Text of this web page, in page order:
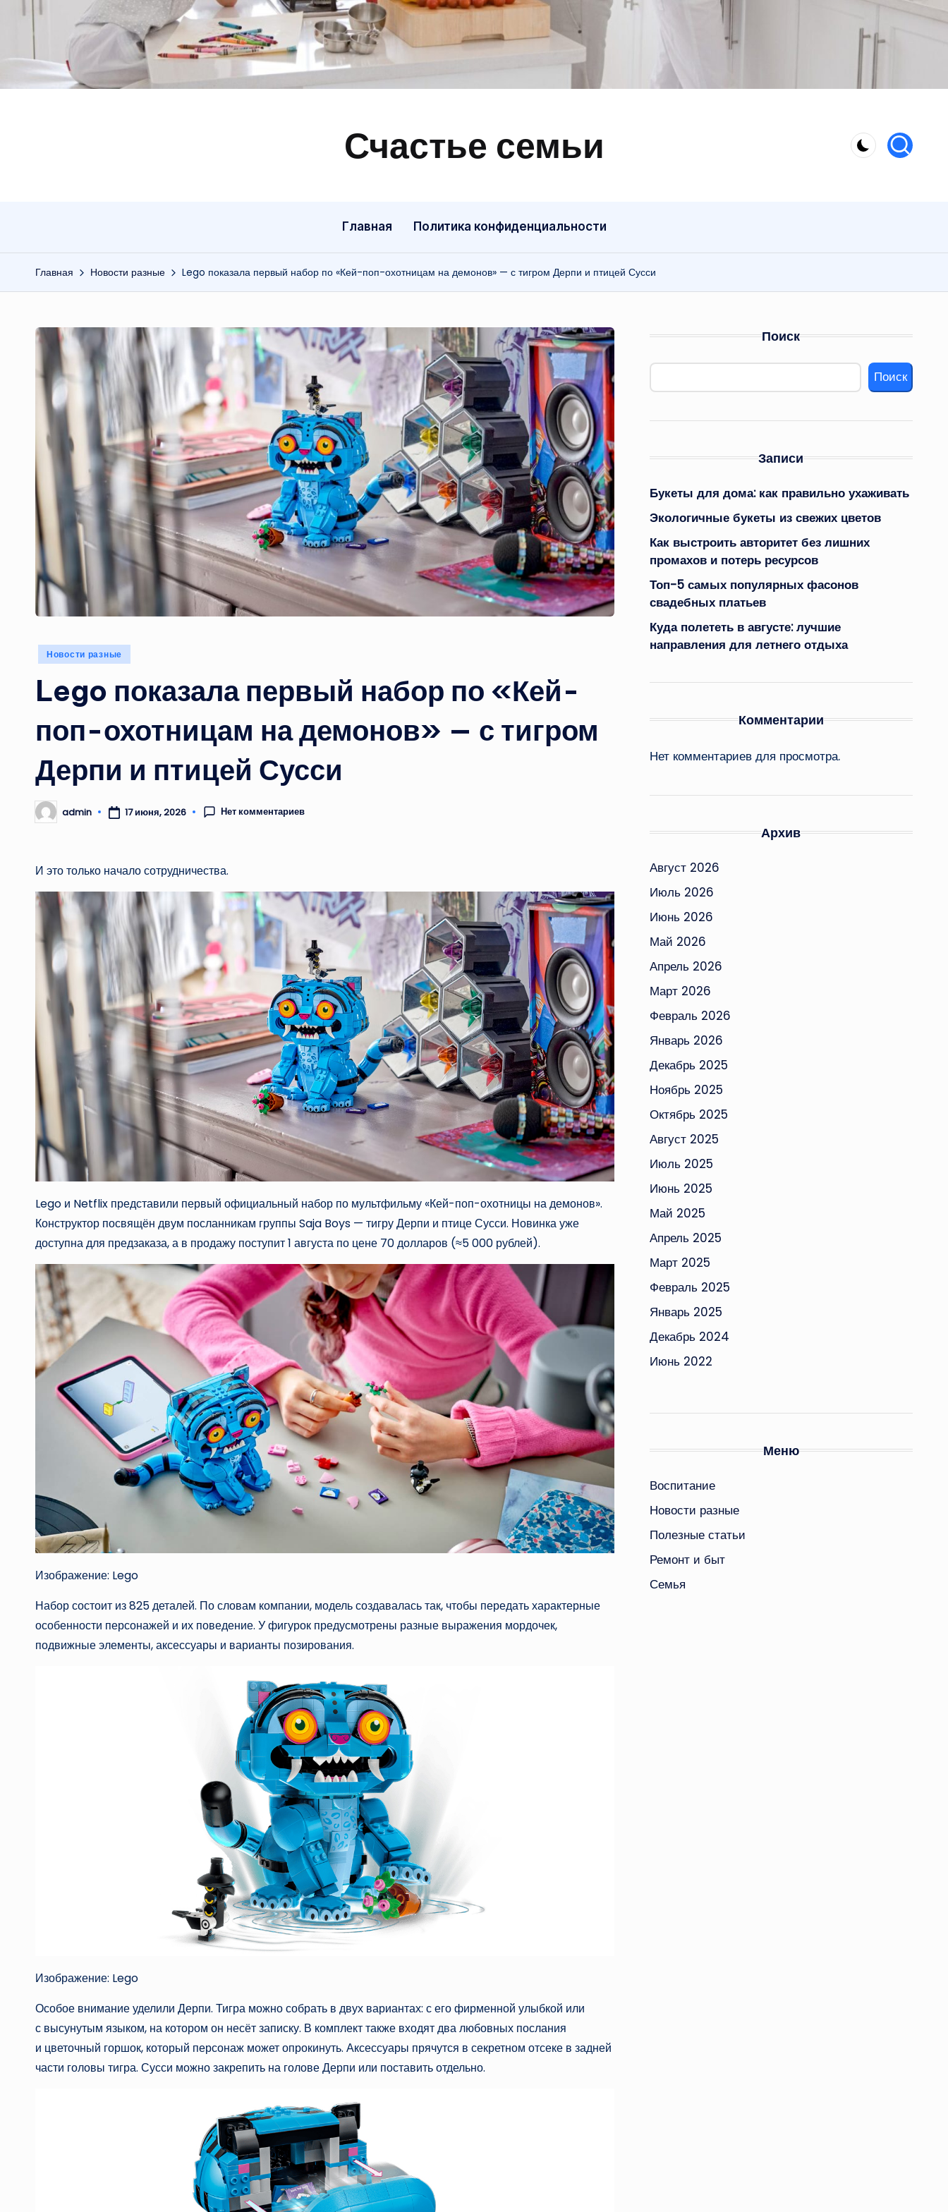
Счастье семьи
Быт,
Главная Политика конфиденциальности
Главная Новости разные Lego показала первый набор по «Кей-поп-охотницам на демонов» — с тигром Дерпи и птицей Сусси
Опубликовано
Новости разные
Lego показала первый набор по «Кей-
поп-охотницам на демонов» — с тигром
Дерпи и птицей Сусси
Запись
от
admin 17 июня, 2026 Нет комментариев
И это только начало сотрудничества.
Lego и Netflix представили первый официальный набор по мультфильму «Кей-поп-охотницы на демонов».
Конструктор посвящён двум посланникам группы Saja Boys — тигру Дерпи и птице Сусси. Новинка уже
доступна для предзаказа, а в продажу поступит 1 августа по цене 70 долларов (≈5 000 рублей).
Изображение: Lego
Набор состоит из 825 деталей. По словам компании, модель создавалась так, чтобы передать характерные
особенности персонажей и их поведение. У фигурок предусмотрены разные выражения мордочек,
подвижные элементы, аксессуары и варианты позирования.
Изображение: Lego
Особое внимание уделили Дерпи. Тигра можно собрать в двух вариантах: с его фирменной улыбкой или
с высунутым языком, на котором он несёт записку. В комплект также входят два любовных послания
и цветочный горшок, который персонаж может опрокинуть. Аксессуары прячутся в секретном отсеке в задней
части головы тигра. Сусси можно закрепить на голове Дерпи или поставить отдельно.
Поиск
Поиск
Записи
Букеты для дома: как правильно ухаживать
Экологичные букеты из свежих цветов
Как выстроить авторитет без лишних
промахов и потерь ресурсов
Топ-5 самых популярных фасонов
свадебных платьев
Куда полететь в августе: лучшие
направления для летнего отдыха
Комментарии
Нет комментариев для просмотра.
Архив
Август 2026
Июль 2026
Июнь 2026
Май 2026
Апрель 2026
Март 2026
Февраль 2026
Январь 2026
Декабрь 2025
Ноябрь 2025
Октябрь 2025
Август 2025
Июль 2025
Июнь 2025
Май 2025
Апрель 2025
Март 2025
Февраль 2025
Январь 2025
Декабрь 2024
Июнь 2022
Меню
Воспитание
Новости разные
Полезные статьи
Ремонт и быт
Семья